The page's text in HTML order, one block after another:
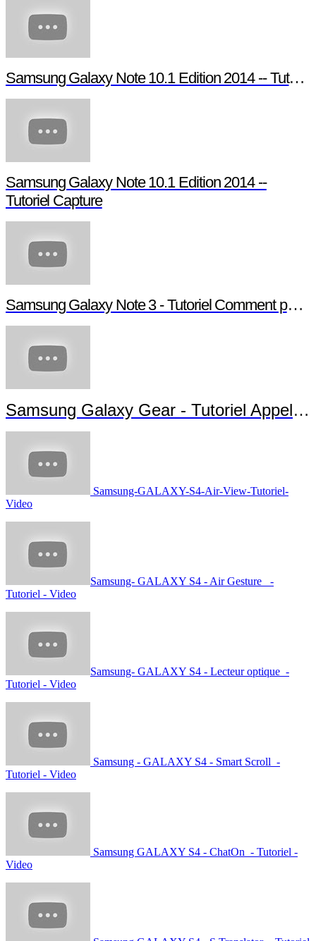
Samsung Galaxy Note 10.1 Edition 2014 -- Tutoriel Pen Window
Samsung Galaxy Note 10.1 Edition 2014 --
Tutoriel Capture
Samsung Galaxy Note 3 - Tutoriel Comment paramétrer votre Note 3
Samsung Galaxy Gear - Tutoriel Appels et Messages
Samsung-GALAXY-S4-Air-View-Tutoriel-
Video
Samsung- GALAXY S4 - Air Gesture -
Tutoriel - Video
Samsung- GALAXY S4 - Lecteur optique -
Tutoriel - Video
Samsung - GALAXY S4 - Smart Scroll -
Tutoriel - Video
Samsung GALAXY S4 - ChatOn - Tutoriel -
Video